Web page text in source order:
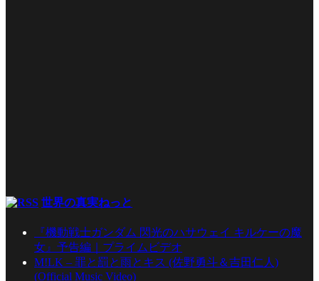
世界の真実ねっと
『機動戦士ガンダム 閃光のハサウェイ キルケーの魔
女』予告編｜プライムビデオ
M!LK – 罪と罰と雨とキス (佐野勇斗＆吉田仁人)
(Official Music Video)